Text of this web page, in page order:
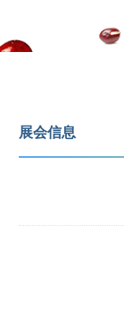
展会信息